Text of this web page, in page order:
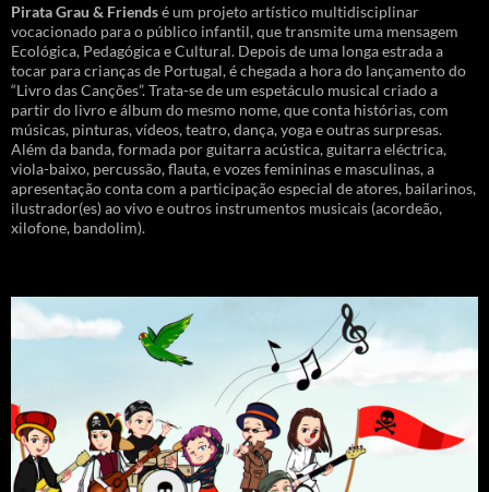
Pirata Grau & Friendsé um projeto artístico multidisciplinar
vocacionado para o público infantil, que transmite uma mensagem
Ecológica, Pedagógica e Cultural. Depois de uma longa estrada a
tocar para crianças de Portugal, é chegada a hora do lançamento do
“Livro das Canções”. Trata-se de um espetáculo musical criado a
partir do livro e álbum do mesmo nome, que conta histórias, com
músicas, pinturas, vídeos, teatro, dança, yoga e outras surpresas.
Além da banda, formada por guitarra acústica, guitarra eléctrica,
viola-baixo, percussão, flauta, e vozes femininas e masculinas, a
apresentação conta com a participação especial de atores, bailarinos,
ilustrador(es) ao vivo e outros instrumentos musicais (acordeão,
xilofone, bandolim).